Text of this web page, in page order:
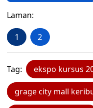
Laman:
1 2
Tag: ekspo kursus
grage city mall